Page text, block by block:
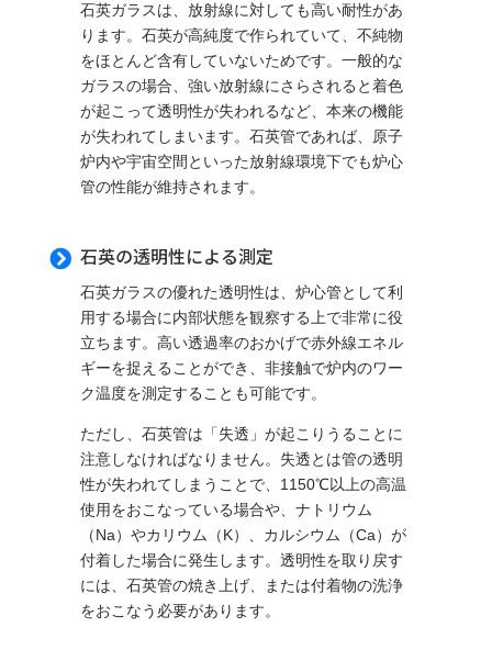
石英ガラスは、放射線に対しても高い耐性があ
ります。石英が高純度で作られていて、不純物
をほとんど含有していないためです。一般的な
ガラスの場合、強い放射線にさらされると着色
が起こって透明性が失われるなど、本来の機能
が失われてしまいます。石英管であれば、原子
炉内や宇宙空間といった放射線環境下でも炉心
管の性能が維持されます。
 石英の透明性による測定
石英ガラスの優れた透明性は、炉心管として利
用する場合に内部状態を観察する上で非常に役
立ちます。高い透過率のおかげで赤外線エネル
ギーを捉えることができ、非接触で炉内のワー
ク温度を測定することも可能です。
ただし、石英管は「失透」が起こりうることに
注意しなければなりません。失透とは管の透明
性が失われてしまうことで、1150℃以上の高温
使用をおこなっている場合や、ナトリウム
（Na）やカリウム（K）、カルシウム（Ca）が
付着した場合に発生します。透明性を取り戻す
には、石英管の焼き上げ、または付着物の洗浄
をおこなう必要があります。